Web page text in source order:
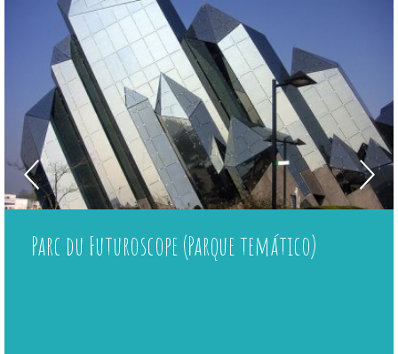
Alquiler de bicicletas para adultos
Alquiler de bicicletas para niños
Masajes
Centre équestre
Parc du Futuroscope (Parque temático)